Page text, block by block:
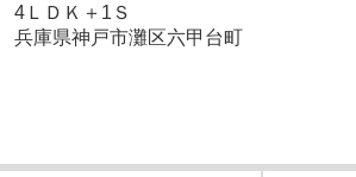
4ＬＤＫ＋1Ｓ
兵庫県神戸市灘区六甲台町